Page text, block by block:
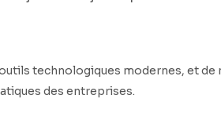
technologiques modernes, et
des entreprises.